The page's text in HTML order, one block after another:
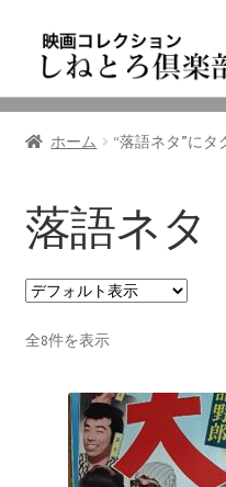
ゲ
シ
ン
へ
キ
プ
テ
ツ
ス
キ
プ
ニュース
東三河の映画館
しねとろ倶楽部について
リンクの旅
ホーム “落語ネタ”にタ
落語ネタ
全8件を表示